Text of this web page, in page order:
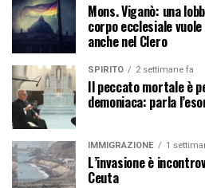
Mons. Viganò: una
corpo ecclesiale
anche nel Clero
SPIRITO 2 settimane fa
Il peccato mortale è
demoniaca: parla
IMMIGRAZIONE 1
L’invasione è
Ceuta